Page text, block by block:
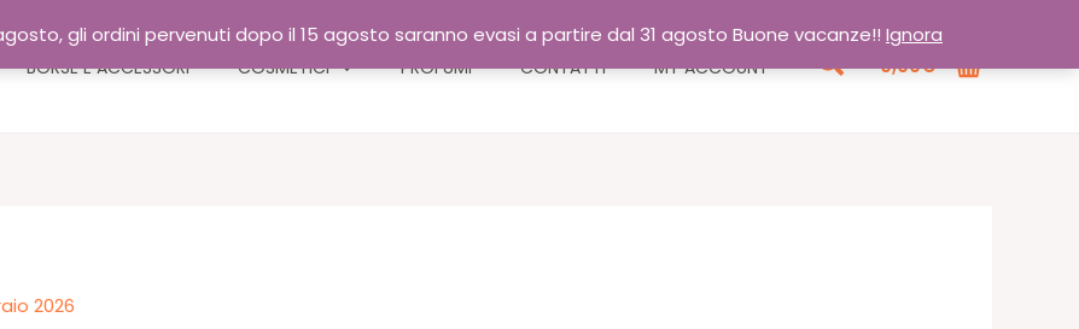
gli ordini pervenuti dopo il 15 agosto saranno evasi a partire dal 31 agosto Buone vacanze!! Ignora
BORSE E ACCESSORI COSMETICI PROFUMI CONTATTI MY ACCOUNT Cerca
0,00€
2026